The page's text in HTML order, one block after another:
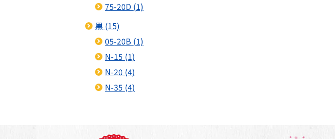
75-20D (1)
黒 (15)
05-20B (1)
N-15 (1)
N-20 (4)
N-35 (4)